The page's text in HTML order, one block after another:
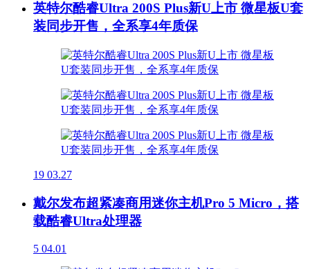
英特尔酷睿Ultra 200S Plus新U上市 微星板U套
装同步开售，全系享4年质保
19 03.27
戴尔发布超紧凑商用迷你主机Pro 5 Micro，搭
载酷睿Ultra处理器
5 04.01